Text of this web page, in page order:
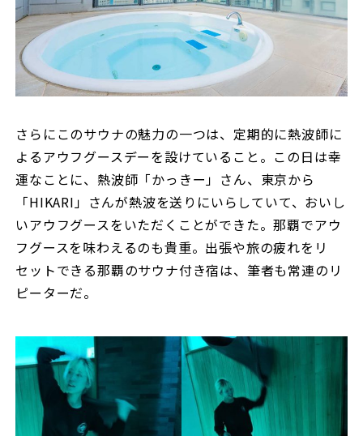
さらにこのサウナの魅力の一つは、定期的に熱波師に
よるアウフグースデーを設けていること。この日は幸
運なことに、熱波師「かっきー」さん、東京から
「HIKARI」さんが熱波を送りにいらしていて、おいし
いアウフグースをいただくことができた。那覇でアウ
フグースを味わえるのも貴重。出張や旅の疲れをリ
セットできる那覇のサウナ付き宿は、筆者も常連のリ
ピーターだ。